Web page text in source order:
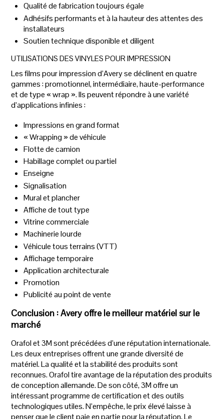
Qualité de fabrication toujours égale
Adhésifs performants et à la hauteur des attentes des
installateurs
Soutien technique disponible et diligent
UTILISATIONS DES VINYLES POUR IMPRESSION
Les films pour impression d’Avery se déclinent en quatre
gammes : promotionnel, intermédiaire, haute-performance
et de type « wrap ». Ils peuvent répondre à une variété
d’applications infinies :
Impressions en grand format
« Wrapping » de véhicule
Flotte de camion
Habillage complet ou partiel
Enseigne
Signalisation
Mural et plancher
Affiche de tout type
Vitrine commerciale
Machinerie lourde
Véhicule tous terrains (VTT)
Affichage temporaire
Application architecturale
Promotion
Publicité au point de vente
Conclusion : Avery offre le meilleur matériel sur le
marché
Orafol et 3M sont précédées d’une réputation internationale.
Les deux entreprises offrent une grande diversité de
matériel. La qualité et la stabilité des produits sont
reconnues. Orafol tire avantage de la réputation des produits
de conception allemande. De son côté, 3M offre un
intéressant programme de certification et des outils
technologiques utiles. N’empêche, le prix élevé laisse à